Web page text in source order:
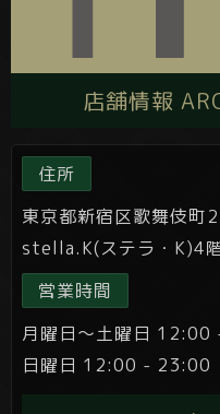
店舗情報
住所
東京都新宿区歌舞伎町
stella.K(ステラ・K)4
営業時間
月曜日～土曜日
日曜日 12:00 - 23:00